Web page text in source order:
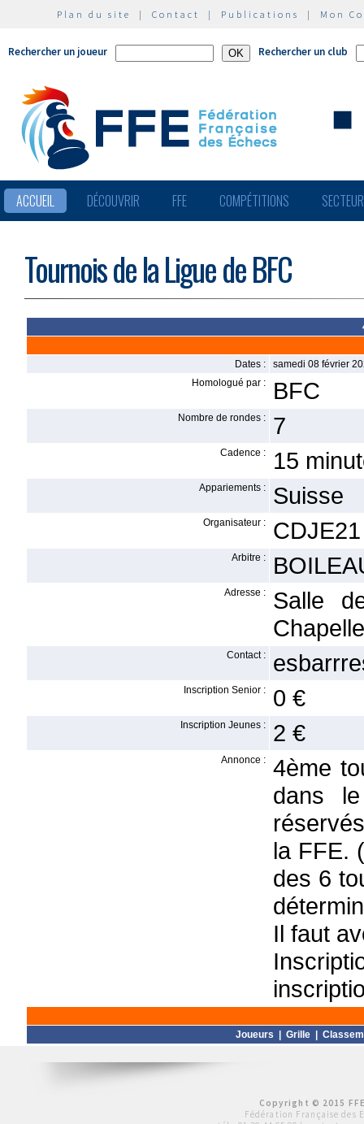
Plan du site | Contact | Publications | Mon
Rechercher un joueur Rechercher un club
ACCUEIL DÉCOUVRIR FFE COMPÉTITIONS
Tournois de la Ligue de BFC
Dates :
samedi 08 février
Homologué par :
BFC
Nombre de rondes : 7
Cadence : 15
Appariements : Suisse
Organisateur : CDJE21
Arbitre :
Adresse :
Salle
Chapelle
Contact :
Inscription Senior : 0 €
Inscription Jeunes : 2 €
Annonce :
4ème
dans
la FFE.
des 6
Il faut
Joueurs Grille|
Copyright © 2015
Fédération Française des